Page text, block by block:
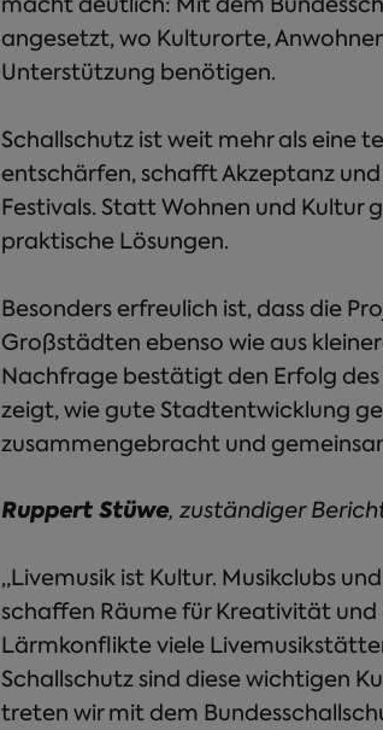
angesetzt, wo Kulturorte,
Unterstützung benötigen.
Schallschutz ist weit mehr als eine
entschärfen, schafft Akzeptanz
Festivals. Statt Wohnen und Kultur
praktische Lösungen.
Besonders erfreulich ist, dass die
Großstädten ebenso wie aus
Nachfrage bestätigt den Erfolg
zeigt, wie gute Stadtentwicklung
zusammengebracht und
Ruppert Stüwe, zuständiger
„Livemusik ist Kultur. Musikclubs
schaffen Räume für Kreativität
Lärmkonflikte viele
Schallschutz sind diese wichtigen
treten wir mit dem